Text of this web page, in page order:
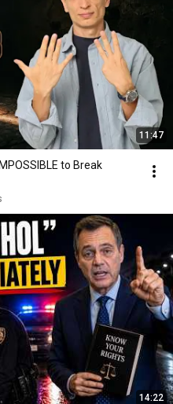
11:47
to Break
14:22